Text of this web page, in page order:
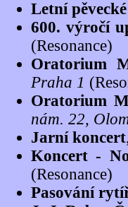
Letní
600. výročí
(Resonance)
Oratorium
Praha 1
Oratorium
nám. 22,
Jarní koncert
Koncert -
(Resonance)
Pasování